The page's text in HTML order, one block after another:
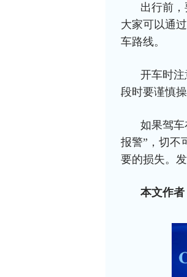
出行前
大家可以通
车路线。
开车时
段时要谨慎
如果驾
报警”，切不
要的损失。
本文作者